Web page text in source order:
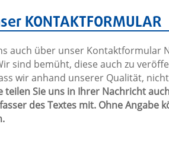
KONTAKTFORMULAR
auch über unser Kontaktformular
sind bemüht, diese auch zu
wir anhand unserer Qualität,
teilen Sie uns in Ihrer Nachricht
des Textes mit. Ohne Angabe